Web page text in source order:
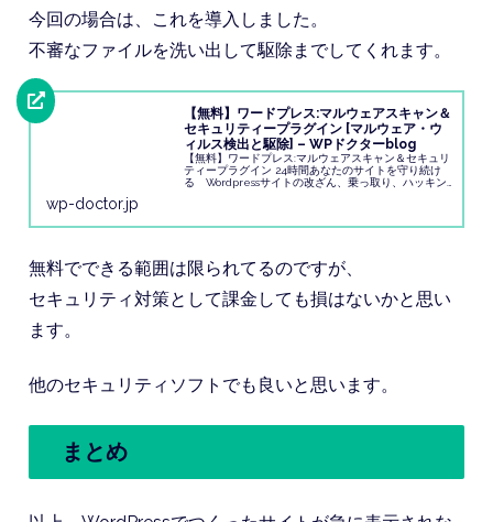
今回の場合は、これを導入しました。
不審なファイルを洗い出して駆除までしてくれます。
【無料】ワードプレス:マルウェアスキャン＆
セキュリティープラグイン [マルウェア・ウ
ィルス検出と駆除] – WPドクターblog
【無料】ワードプレス:マルウェアスキャン＆セキュリ
ティープラグイン 24時間あなたのサイトを守り続け
る Wordpressサイトの改ざん、乗っ取り、ハッキン
wp-doctor.jp
無料でできる範囲は限られてるのですが、
セキュリティ対策として課金しても損はないかと思い
ます。
他のセキュリティソフトでも良いと思います。
まとめ